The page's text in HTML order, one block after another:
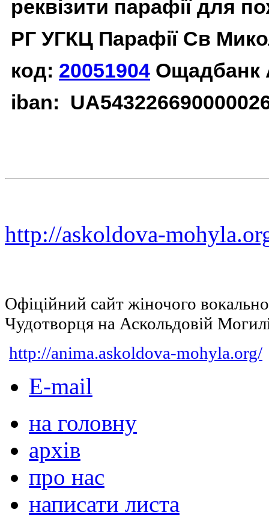
реквізити парафії для
РГ УГКЦ Парафії Св
код: 20051904 Ощадбанк
iban:
http://askoldova-
Офіційний сайт жіночого
Чудотворця на Аскольдовій
http://anima.askoldova-mohyla.org/
E-mail
на головну
архів
про нас
написати листа